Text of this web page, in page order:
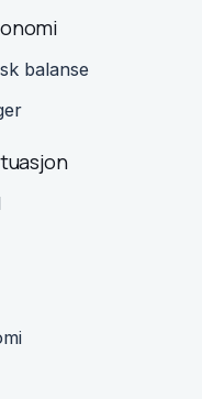
balanse